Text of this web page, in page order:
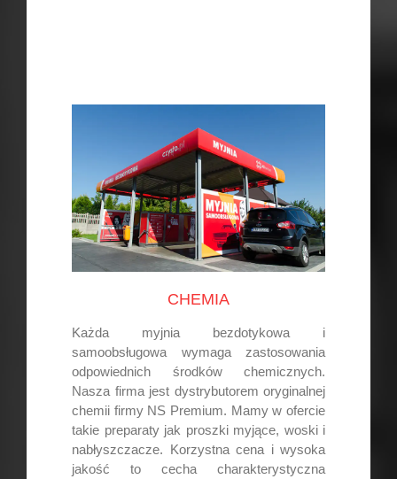
CHEMIA
Każda myjnia bezdotykowa i
samoobsługowa wymaga zastosowania
odpowiednich środków chemicznych.
Nasza firma jest dystrybutorem oryginalnej
chemii firmy NS Premium. Mamy w ofercie
takie preparaty jak proszki myjące, woski i
nabłyszczacze. Korzystna cena i wysoka
jakość to cecha charakterystyczna